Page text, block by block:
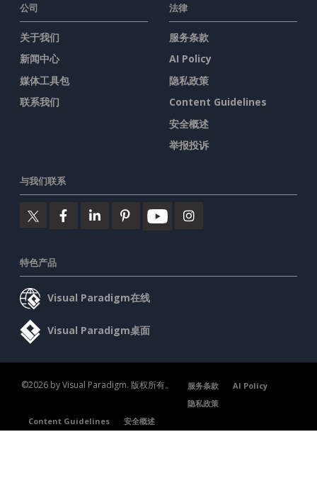
公司
关于我们
新闻中心
媒体工具包
联系我们
法律
服务条款
AI Policy
隐私政策
Content Guidelines
安全概述
举报投诉
与我们联系
特色产品
Visual Paradigm在线
Visual Paradigm桌面
©2026 by Visual Paradigm. 版权所有。 服务条款
AI Policy
隐私政策
Content Guidelines
安全概述